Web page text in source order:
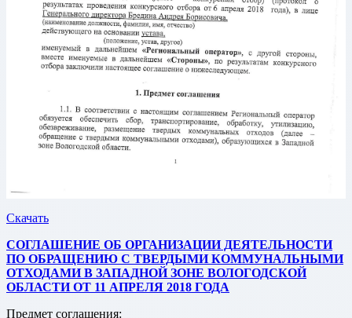
Скачать
СОГЛАШЕНИЕ ОБ ОРГАНИЗАЦИИ ДЕЯТЕЛЬНОСТИ
ПО ОБРАЩЕНИЮ С ТВЕРДЫМИ КОММУНАЛЬНЫМИ
ОТХОДАМИ В ЗАПАДНОЙ ЗОНЕ ВОЛОГОДСКОЙ
ОБЛАСТИ ОТ 11 АПРЕЛЯ 2018 ГОДА
Предмет соглашения: